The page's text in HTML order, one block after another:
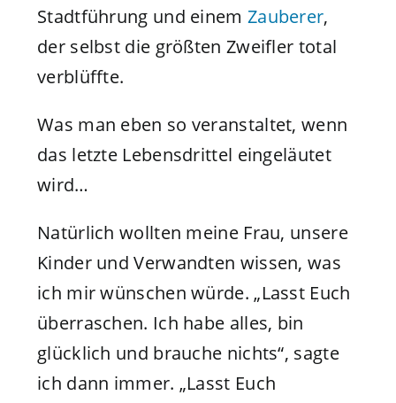
Stadtführung und einem Zauberer,
der selbst die größten Zweifler total
verblüffte.
Was man eben so veranstaltet, wenn
das letzte Lebensdrittel eingeläutet
wird…
Natürlich wollten meine Frau, unsere
Kinder und Verwandten wissen, was
ich mir wünschen würde. „Lasst Euch
überraschen. Ich habe alles, bin
glücklich und brauche nichts“, sagte
ich dann immer. „Lasst Euch